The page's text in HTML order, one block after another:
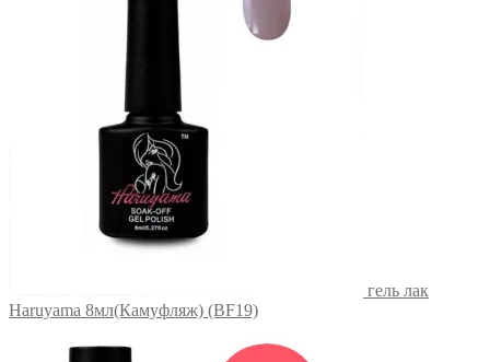
гель лак
Haruyama 8мл(Камуфляж) (BF19)